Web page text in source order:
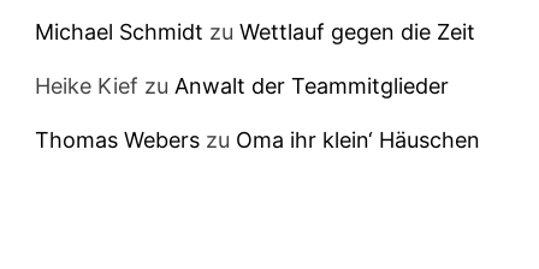
Michael Schmidt zuWettlauf gegen die Zeit
Heike Kief zu Anwalt der Teammitglieder
Thomas Webers zu Oma ihr klein‘ Häuschen